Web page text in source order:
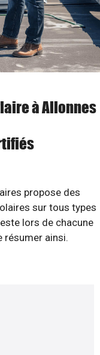
à Allonnes
propose des
sur tous types
lors de chacune
résumer ainsi.